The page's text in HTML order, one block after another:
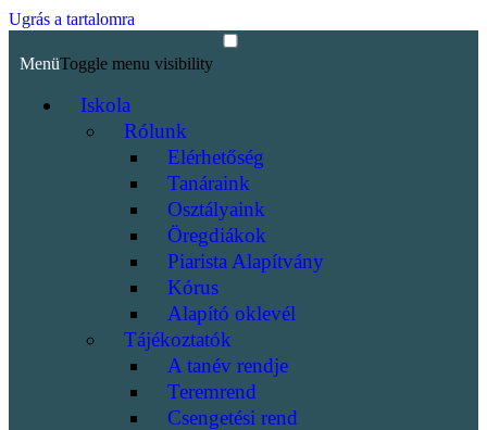
Ugrás a tartalomra
MenüToggle menu visibility
Iskola
Rólunk
Elérhetőség
Tanáraink
Osztályaink
Öregdiákok
Piarista Alapítvány
Kórus
Alapító oklevél
Tájékoztatók
A tanév rendje
Teremrend
Csengetési rend